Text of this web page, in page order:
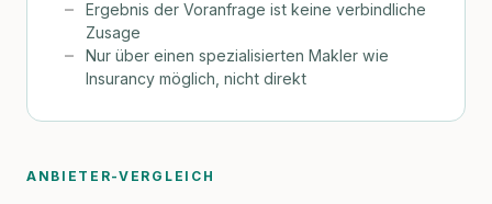
Ergebnis der Voranfrage ist keine verbindliche
Zusage
Nur über einen spezialisierten Makler wie
Insurancy möglich, nicht direkt
ANBIETER-VERGLEICH